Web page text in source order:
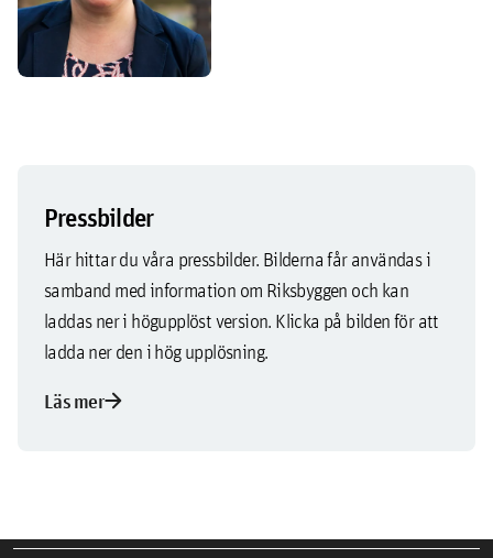
Pressbilder
Här hittar du våra pressbilder. Bilderna får användas i
samband med information om Riksbyggen och kan
laddas ner i högupplöst version. Klicka på bilden för att
ladda ner den i hög upplösning.
Läs merarrow_forward